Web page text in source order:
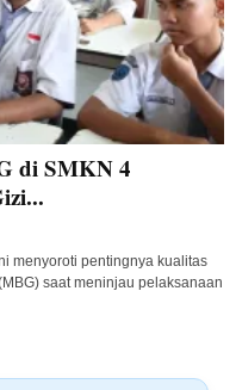
di SMKN 4
menyoroti pentingnya kualitas
saat meninjau pelaksanaan